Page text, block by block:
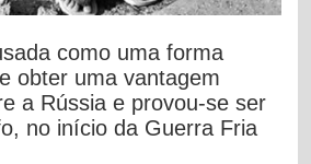
como uma forma
obter uma vantagem
a Rússia e provou-se ser
no início da Guerra Fria